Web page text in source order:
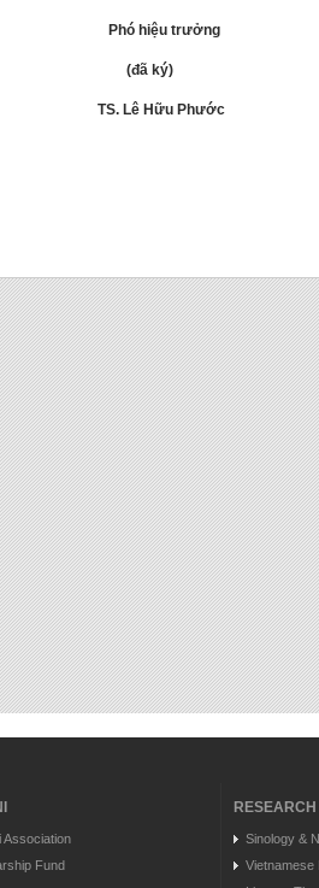
Phước
Association
Fund
RESEARCH
Sinology &
Vietnamese